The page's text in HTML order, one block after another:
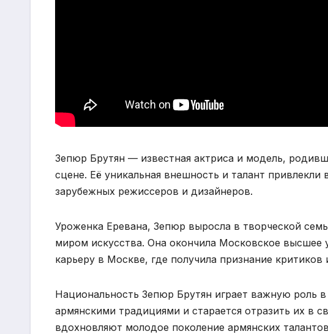
Зепюр Брутян — известная актриса и модель,
сцене. Её уникальная внешность и талант
зарубежных режиссеров и дизайнеров.
Уроженка Еревана, Зепюр выросла в творческой
миром искусства. Она окончила Московское
карьеру в Москве, где получила признание критиков
Национальность Зепюр Брутян играет важную роль
армянскими традициями и старается отразить их в
вдохновляют молодое поколение армянских